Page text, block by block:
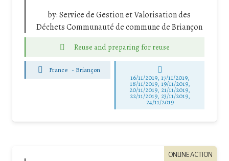
by:Service de Gestion et Valorisation des
Déchets Communauté de commune de Briançon
Reuse and preparing for reuse
France - Briançon
16/11/2019, 17/11/2019,
18/11/2019, 19/11/2019,
20/11/2019, 21/11/2019,
22/11/2019, 23/11/2019,
24/11/2019
ONLINE ACTION